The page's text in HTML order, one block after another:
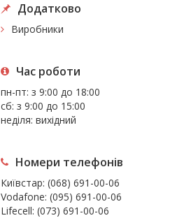
Додатково
Виробники
Час роботи
пн-пт: з 9:00 до 18:00
сб: з 9:00 до 15:00
неділя: вихідний
Номери телефонів
Київстар: (068) 691-00-06
Vodafone: (095) 691-00-06
Lifecell: (073) 691-00-06